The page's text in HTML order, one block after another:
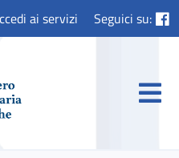
ai servizi Seguici su: